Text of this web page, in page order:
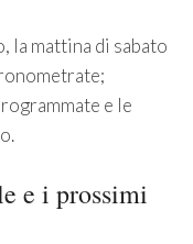
la mattina di sabato
e le
e i prossimi